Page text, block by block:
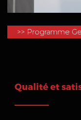
>> Programme
Qualité et